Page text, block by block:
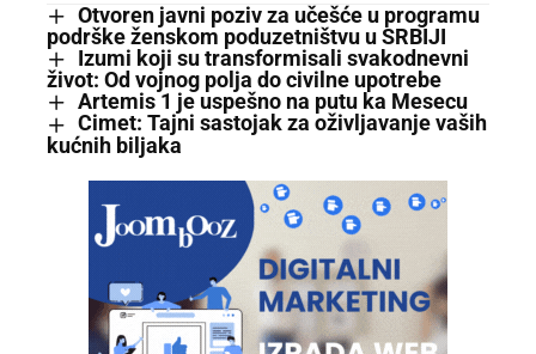
Otvoren javni poziv za učešće u programu
podrške ženskom poduzetništvu u SRBIJI
Izumi koji su transformisali svakodnevni
život: Od vojnog polja do civilne upotrebe
Artemis 1 je uspešno na putu ka Mesecu
Cimet: Tajni sastojak za oživljavanje vaših
kućnih biljaka